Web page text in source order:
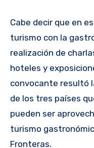
Cabe decir que en
turismo con la
realización de
hoteles y
convocante resultó
de los tres países
pueden ser
turismo
Fronteras.